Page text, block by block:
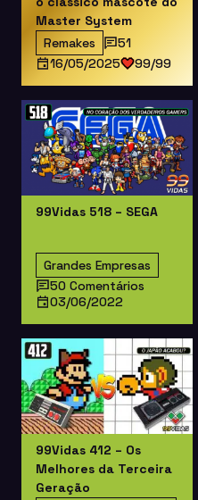
Master System
Remakes
51
16/05/2025
99/99
99Vidas 518 – SEGA
Grandes Empresas
50 Comentários
03/06/2022
99Vidas 412 – Os
Melhores da Terceira
Geração